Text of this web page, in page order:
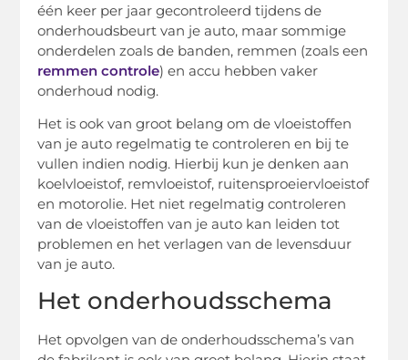
één keer per jaar gecontroleerd tijdens de
onderhoudsbeurt van je auto, maar sommige
onderdelen zoals de banden, remmen (zoals een
remmen controle) en accu hebben vaker
onderhoud nodig.
Het is ook van groot belang om de vloeistoffen
van je auto regelmatig te controleren en bij te
vullen indien nodig. Hierbij kun je denken aan
koelvloeistof, remvloeistof, ruitensproeiervloeistof
en motorolie. Het niet regelmatig controleren
van de vloeistoffen van je auto kan leiden tot
problemen en het verlagen van de levensduur
van je auto.
Het onderhoudsschema
Het opvolgen van de onderhoudsschema’s van